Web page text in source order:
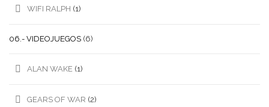
WIFI RALPH (1)
06.- VIDEOJUEGOS (6)
ALAN WAKE (1)
GEARS OF WAR (2)